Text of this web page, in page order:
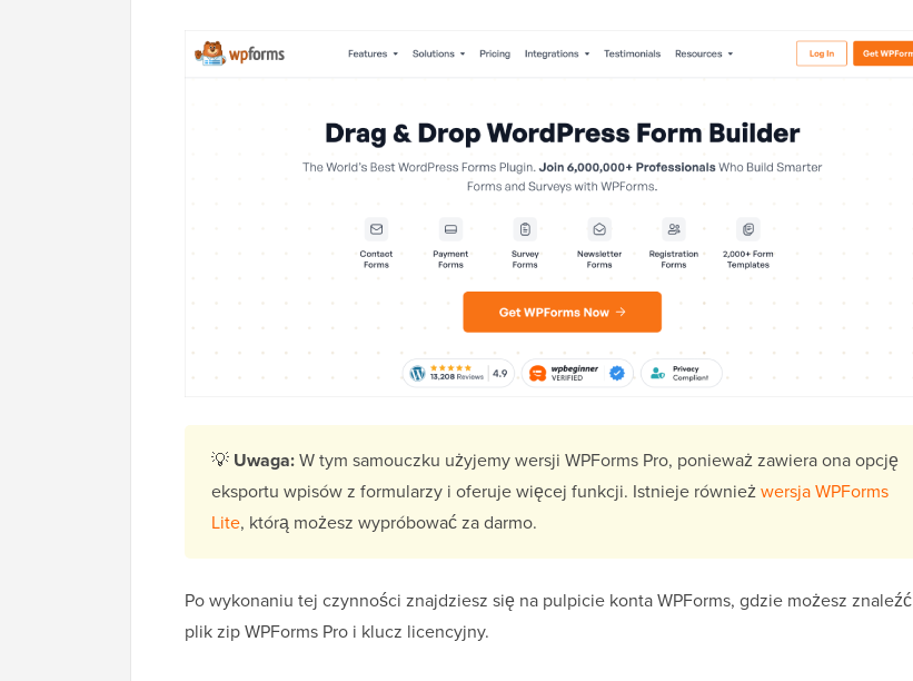
💡 Uwaga:W tym samouczku użyjemy wersji WPForms Pro, ponieważ zawiera ona opcję
eksportu wpisów z formularzy i oferuje więcej funkcji. Istnieje równieżwersja WPForms
Lite, którą możesz wypróbować za darmo.
Po wykonaniu tej czynności znajdziesz się na pulpicie konta WPForms, gdzie możesz znaleźć
plik zip WPForms Pro i klucz licencyjny.